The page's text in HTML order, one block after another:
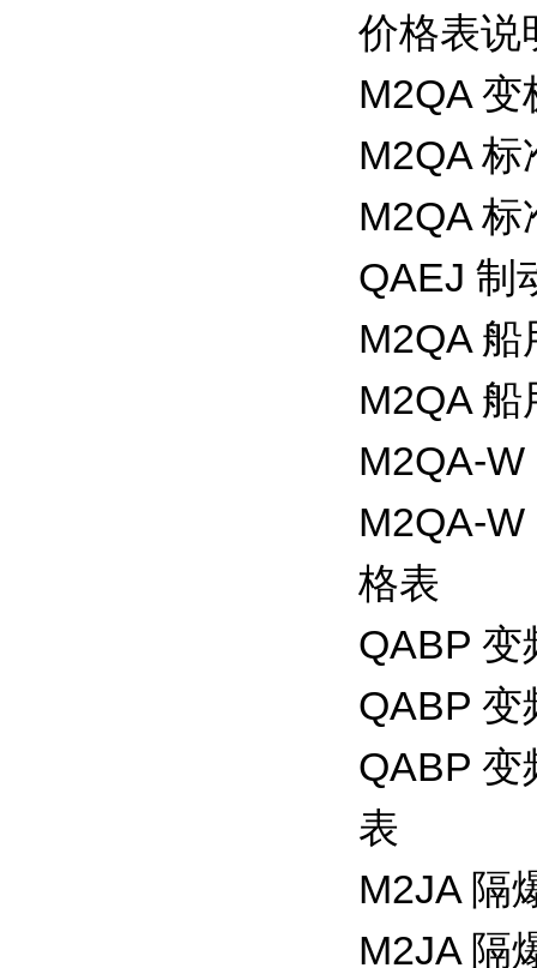
价格表说
M2QA
M2QA
M2QA
QAEJ 制
M2QA
M2QA
M2QA-
M2QA-
格表
QABP 变
QABP 变
QABP 变
表
M2JA 隔
M2JA 隔